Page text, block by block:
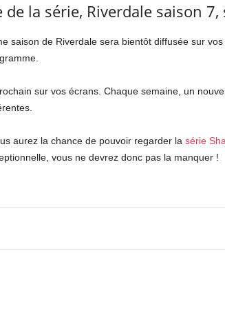
la série, Riverdale saison
saison de Riverdale sera bientôt diffusée sur
sur vos écrans. Chaque semaine, un
aurez la chance de pouvoir regarder la série
vous ne devrez donc pas la manquer !